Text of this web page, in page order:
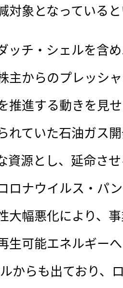
対象となっている
ッチ・シェルを含
主からのプレッシ
推進する動きを見
れていた石油ガス
資源とし、延命さ
ロナウイルス・パ
大幅悪化により、
生可能エネルギー
からも出ており、